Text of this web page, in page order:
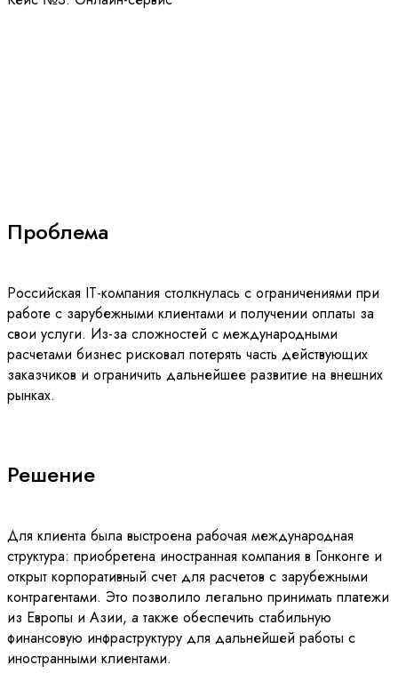
Проблема
Российская IT-компания столкнулась с ограничениями при
работе с зарубежными клиентами и получении оплаты за
свои услуги. Из-за сложностей с международными
расчетами бизнес рисковал потерять часть действующих
заказчиков и ограничить дальнейшее развитие на внешних
рынках.
Решение
Для клиента была выстроена рабочая международная
структура: приобретена иностранная компания в Гонконге и
открыт корпоративный счет для расчетов с зарубежными
контрагентами. Это позволило легально принимать платежи
из Европы и Азии, а также обеспечить стабильную
финансовую инфраструктуру для дальнейшей работы с
иностранными клиентами.